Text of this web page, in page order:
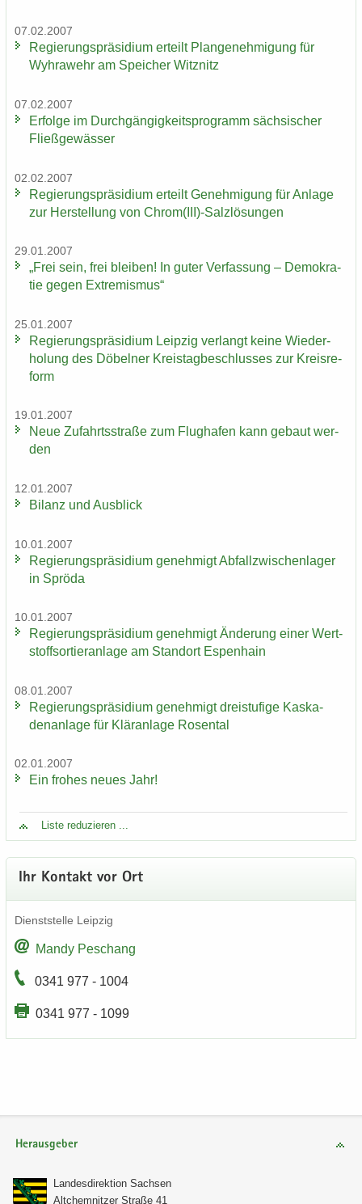
07.02.2007
Re­gie­rungs­prä­si­di­um er­teilt Plan­ge­neh­mi­gung für
Wyhra­wehr am Spei­cher Witz­nitz
07.02.2007
Er­fol­ge im Durch­gän­gig­keits­pro­gramm säch­si­scher
Fließ­ge­wäs­ser
02.02.2007
Re­gie­rungs­prä­si­di­um er­teilt Ge­neh­mi­gung für An­la­ge
zur Her­stel­lung von Chrom(III)-​Salzlösungen
29.01.2007
„Frei sein, frei blei­ben! In guter Ver­fas­sung – De­mo­kra­
tie gegen Ex­tre­mis­mus“
25.01.2007
Re­gie­rungs­prä­si­di­um Leip­zig ver­langt keine Wie­der­
ho­lung des Dö­bel­ner Kreis­tag­be­schlus­ses zur Kreis­re­
form
19.01.2007
Neue Zu­fahrts­stra­ße zum Flug­ha­fen kann ge­baut wer­
den
12.01.2007
Bi­lanz und Aus­blick
10.01.2007
Re­gie­rungs­prä­si­di­um ge­neh­migt Ab­fall­zwi­schen­la­ger
in Sprö­da
10.01.2007
Re­gie­rungs­prä­si­di­um ge­neh­migt Än­de­rung einer Wert­
stoff­sor­tier­an­la­ge am Stand­ort Es­pen­hain
08.01.2007
Re­gie­rungs­prä­si­di­um ge­neh­migt drei­stu­fi­ge Kas­ka­
den­an­la­ge für Klär­an­la­ge Ro­sen­tal
02.01.2007
Ein fro­hes neues Jahr!
Liste re­du­zie­ren ...
Ihr Kon­takt vor Ort
Dienst­stel­le Leip­zig
Mandy Peschang
0341 977 - 1004
0341 977 - 1099
Herausgeber
Lan­des­di­rek­ti­on Sach­sen
Alt­chem­nit­zer Stra­ße 41